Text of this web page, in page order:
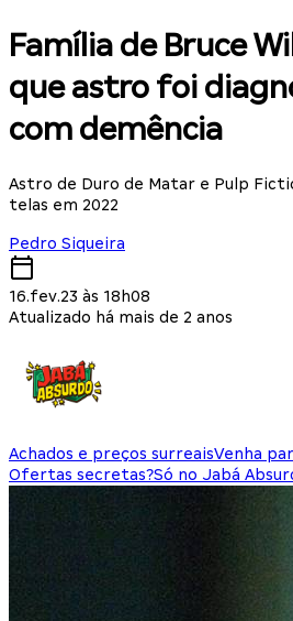
Família de Bruce
que astro foi
com demência
Astro de Duro de Matar e Pulp
telas em 2022
Pedro Siqueira
16.fev.23 às 18h08
Atualizado há mais de 2 anos
Achados e preços surreaisVenha
Ofertas secretas?Só no Jabá